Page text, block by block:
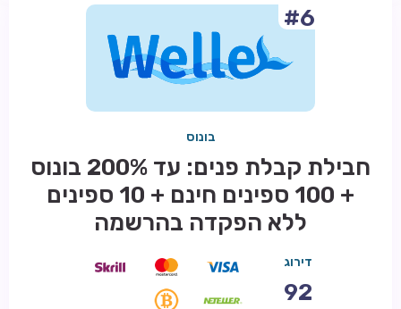
#6
בונוס
חבילת קבלת פנים: עד 200% בונוס
+ 100 ספינים חינם + 10 ספינים
ללא הפקדה בהרשמה
דירוג
92